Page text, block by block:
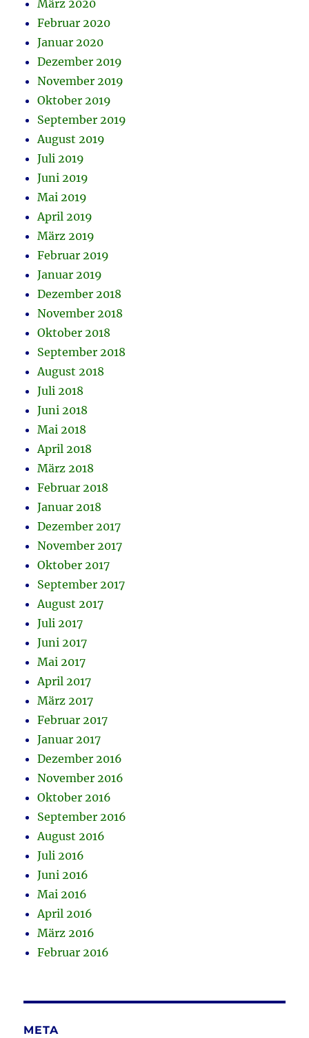
März 2020
Februar 2020
Januar 2020
Dezember 2019
November 2019
Oktober 2019
September 2019
August 2019
Juli 2019
Juni 2019
Mai 2019
April 2019
März 2019
Februar 2019
Januar 2019
Dezember 2018
November 2018
Oktober 2018
September 2018
August 2018
Juli 2018
Juni 2018
Mai 2018
April 2018
März 2018
Februar 2018
Januar 2018
Dezember 2017
November 2017
Oktober 2017
September 2017
August 2017
Juli 2017
Juni 2017
Mai 2017
April 2017
März 2017
Februar 2017
Januar 2017
Dezember 2016
November 2016
Oktober 2016
September 2016
August 2016
Juli 2016
Juni 2016
Mai 2016
April 2016
März 2016
Februar 2016
META